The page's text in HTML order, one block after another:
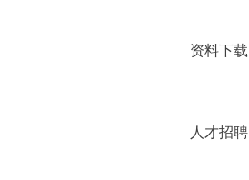
资料下载
人才招聘